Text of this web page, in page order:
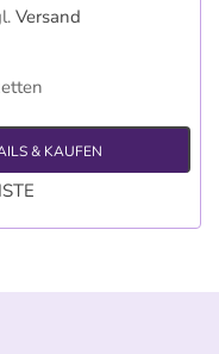
Versand
& KAUFEN